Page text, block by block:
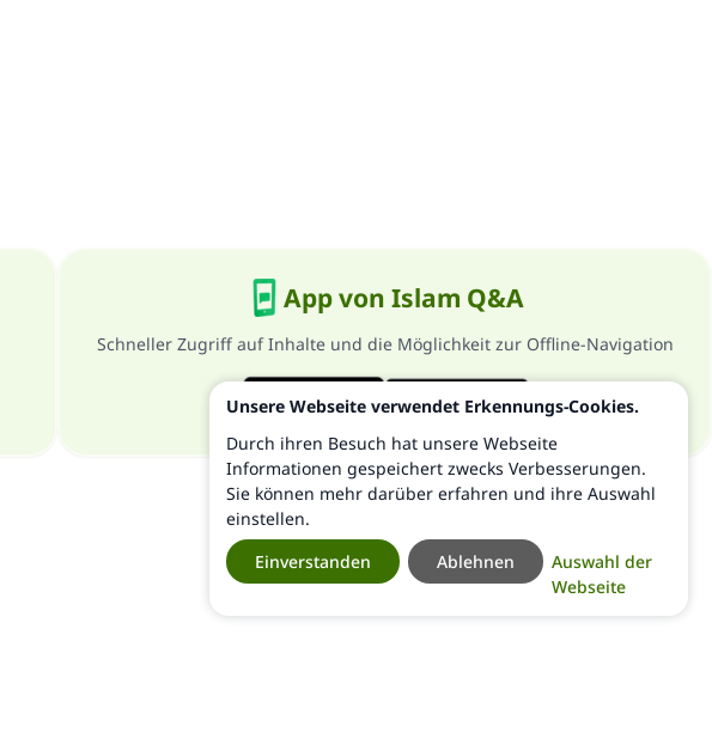
App von Islam Q&A
Schneller Zugriff auf Inhalte und die Möglichkeit zur Offline-Navigation
Unsere Webseite verwendet Erkennungs-Cookies.
Durch ihren Besuch hat unsere Webseite
Informationen gespeichert zwecks Verbesserungen.
Sie können mehr darüber erfahren und ihre Auswahl
einstellen.
Auswahl der
Webseite
Ablehnen
Einverstanden